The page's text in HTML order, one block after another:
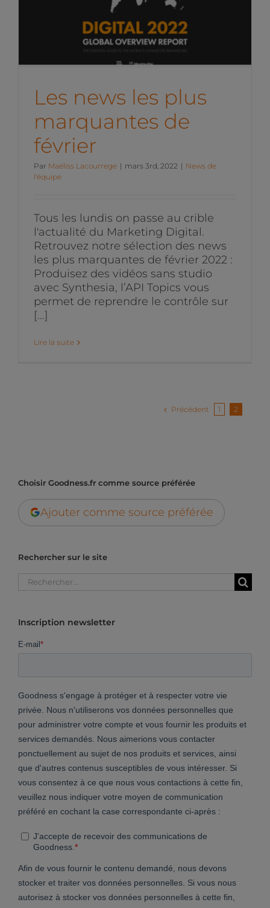
Les news les plus
marquantes de février
News de l'équipe
Les news les plus
marquantes de
février
Par Maëliss Lacourrege | mars 3rd, 2022 | News de
l'équipe
Tous les lundis on passe au crible
l'actualité du Marketing Digital.
Retrouvez notre sélection des news
les plus marquantes de février 2022 :
Produisez des vidéos sans studio
avec Synthesia, l’API Topics vous
permet de reprendre le contrôle sur
[...]
Lire la suite
Précédent 1 2
Choisir Goodness.fr comme source préférée
Ajouter comme source préférée
Rechercher sur le site
Rechercher:
Inscription newsletter